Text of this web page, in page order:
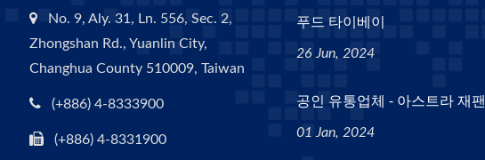
No. 9, Aly. 31, Ln. 556, Sec. 2,
Zhongshan Rd., Yuanlin City,
Changhua County 510009, Taiwan
(+886) 4-8333900
(+886) 4-8331900
푸드 타이베이
26 Jun, 2024
공인 유통업체 - 아스트라 재팬
01 Jan, 2024